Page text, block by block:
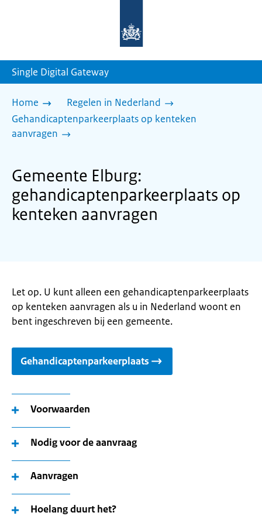
homepage
Single Digital Gateway
Home
Regelen in Nederland
Gehandicaptenparkeerplaats op kenteken
aanvragen
Gemeente Elburg:
gehandicaptenparkeerplaats op
kenteken aanvragen
Let op. U kunt alleen een gehandicaptenparkeerplaats
op kenteken aanvragen als u in Nederland woont en
bent ingeschreven bij een gemeente.
Gehandicaptenparkeerplaats
Voorwaarden
Nodig voor de aanvraag
Aanvragen
Hoelang duurt het?